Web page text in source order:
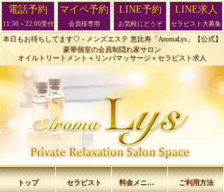
本日もお待ちしてます♡ - メンズエステ 恵比寿「AromaLys」【公式】
豪華個室の会員制隠れ家サロン
オイルトリートメント＋リンパマッサージ＋セラピスト求人
トップ セラピスト 料金メニュー ご利用方法
電話予約
11:30～22:00受付
マイペ予約
会員様専用
LINE予約
お気軽にどうぞ
LINE求人
セラピスト大募集